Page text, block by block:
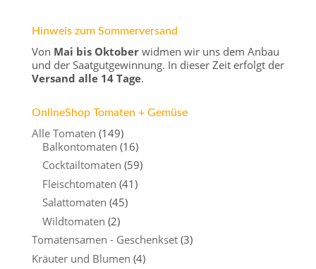
Hinweis zum Sommerversand
Von Mai bis Oktoberwidmen wir uns dem Anbau
und der Saatgutgewinnung. In dieser Zeit erfolgt der
Versand alle 14 Tage.
OnlineShop Tomaten + Gemüse
Alle Tomaten (149)
Balkontomaten (16)
Cocktailtomaten (59)
Fleischtomaten (41)
Salattomaten (45)
Wildtomaten (2)
Tomatensamen - Geschenkset (3)
Kräuter und Blumen (4)